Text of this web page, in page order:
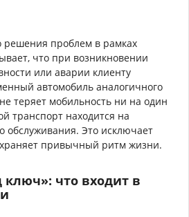
решения проблем в рамках
что при возникновении
или аварии клиенту
автомобиль аналогичного
теряет мобильность ни на один
транспорт находится на
обслуживания. Это исключает
привычный ритм жизни.
что входит в